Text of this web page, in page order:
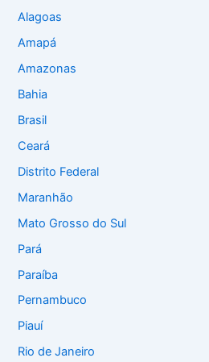
Alagoas
Amapá
Amazonas
Bahia
Brasil
Ceará
Distrito Federal
Maranhão
Mato Grosso do Sul
Pará
Paraíba
Pernambuco
Piauí
Rio de Janeiro